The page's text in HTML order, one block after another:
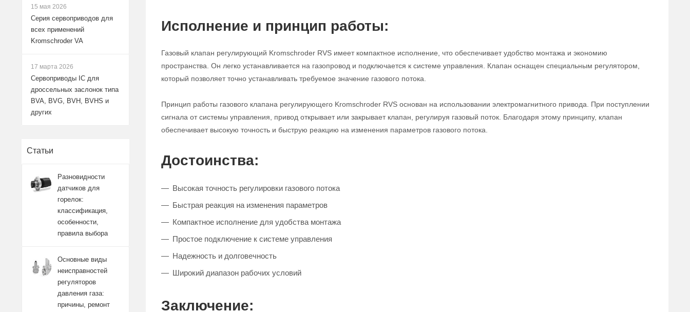
Исполнение и принцип работы:
Газовый клапан регулирующий Kromschroder RVS имеет компактное исполнение, что обеспечивает удобство монтажа и экономию
пространства. Он легко устанавливается на газопровод и подключается к системе управления. Клапан оснащен специальным регулятором,
который позволяет точно устанавливать требуемое значение газового потока.
Принцип работы газового клапана регулирующего Kromschroder RVS основан на использовании электромагнитного привода. При поступлении
сигнала от системы управления, привод открывает или закрывает клапан, регулируя газовый поток. Благодаря этому принципу, клапан
обеспечивает высокую точность и быструю реакцию на изменения параметров газового потока.
Достоинства:
Высокая точность регулировки газового потока
Быстрая реакция на изменения параметров
Компактное исполнение для удобства монтажа
Простое подключение к системе управления
Надежность и долговечность
Широкий диапазон рабочих условий
Заключение:
15 мая 2026
Серия сервоприводов для
всех применений
Kromschroder VA
17 марта 2026
Сервоприводы IC для
дроссельных заслонок типа
BVA, BVG, BVH, BVHS и
других
Статьи
Разновидности
датчиков для
горелок:
классификация,
особенности,
правила выбора
Основные виды
неисправностей
регуляторов
давления газа:
причины, ремонт